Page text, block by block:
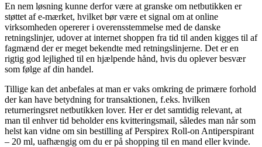
En nem løsning kunne derfor være at granske om netbutikken er
støttet af e-mærket, hvilket bør være et signal om at online
virksomheden opererer i overensstemmelse med de danske
retningslinjer, udover at internet shoppen fra tid til anden kigges til af
fagmænd der er meget bekendte med retningslinjerne. Det er en
rigtig god lejlighed til en hjælpende hånd, hvis du oplever besvær
som følge af din handel.
Tillige kan det anbefales at man er vaks omkring de primære forhold
der kan have betydning for transaktionen, f.eks. hvilken
returneringsret netbutikken lover. Her er det samtidig relevant, at
man til enhver tid beholder ens kvitteringsmail, således man når som
helst kan vidne om sin bestilling af Perspirex Roll-on Antiperspirant
– 20 ml, uafhængig om du er på shopping til en mand eller kvinde.